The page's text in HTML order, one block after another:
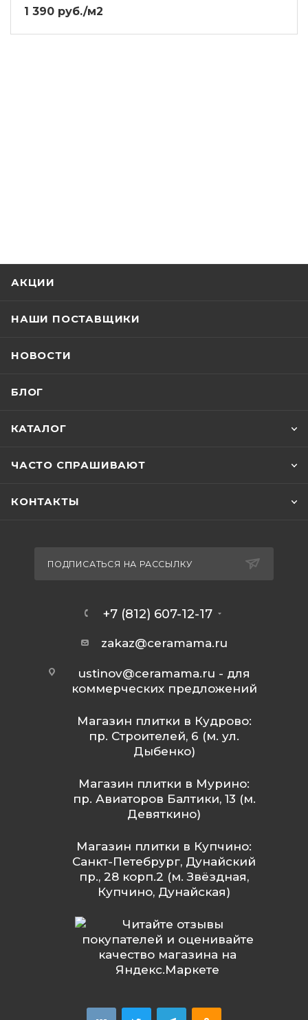
1 390 руб./м2
АКЦИИ
НАШИ ПОСТАВЩИКИ
НОВОСТИ
БЛОГ
КАТАЛОГ
ЧАСТО СПРАШИВАЮТ
КОНТАКТЫ
ПОДПИСАТЬСЯ НА РАССЫЛКУ
+7 (812) 607-12-17
zakaz@ceramama.ru
ustinov@ceramama.ru - для
коммерческих предложений
Магазин плитки в Кудрово:
пр. Строителей, 6 (м. ул.
Дыбенко)
Магазин плитки в Мурино:
пр. Авиаторов Балтики, 13 (м.
Девяткино)
Магазин плитки в Купчино:
Санкт-Петебрург, Дунайский
пр., 28 корп.2 (м. Звёздная,
Купчино, Дунайская)